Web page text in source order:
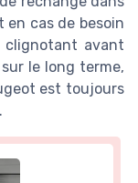
cas de besoin
avant
le long terme,
est toujours